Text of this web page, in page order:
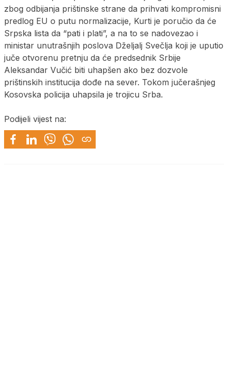
zbog odbijanja prištinske strane da prihvati kompromisni
predlog EU o putu normalizacije, Kurti je poručio da će
Srpska lista da “pati i plati”, a na to se nadovezao i
ministar unutrašnjih poslova Dželjalj Svečlja koji je uputio
juče otvorenu pretnju da će predsednik Srbije
Aleksandar Vučić biti uhapšen ako bez dozvole
prištinskih institucija dođe na sever. Tokom jučerašnjeg
Kosovska policija uhapsila je trojicu Srba.
Podijeli vijest na: